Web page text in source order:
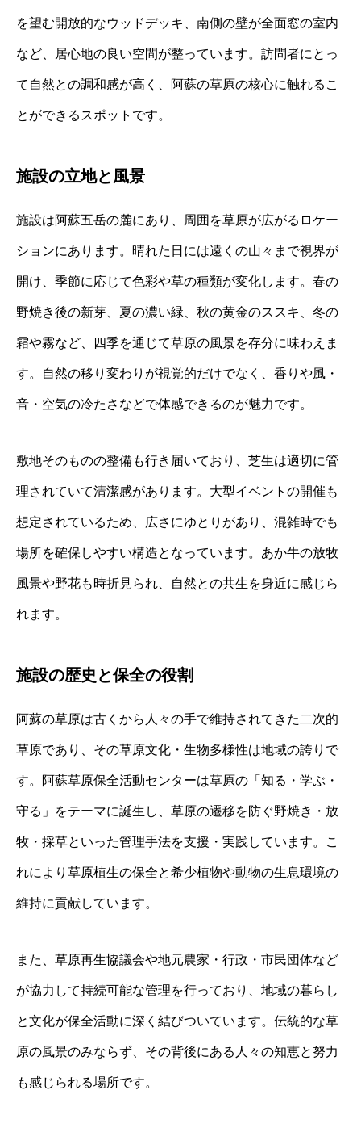
を望む開放的なウッドデッキ、南側の壁が全面窓の室内
など、居心地の良い空間が整っています。訪問者にとっ
て自然との調和感が高く、阿蘇の草原の核心に触れるこ
とができるスポットです。
施設の立地と風景
施設は阿蘇五岳の麓にあり、周囲を草原が広がるロケー
ションにあります。晴れた日には遠くの山々まで視界が
開け、季節に応じて色彩や草の種類が変化します。春の
野焼き後の新芽、夏の濃い緑、秋の黄金のススキ、冬の
霜や霧など、四季を通じて草原の風景を存分に味わえま
す。自然の移り変わりが視覚的だけでなく、香りや風・
音・空気の冷たさなどで体感できるのが魅力です。
敷地そのものの整備も行き届いており、芝生は適切に管
理されていて清潔感があります。大型イベントの開催も
想定されているため、広さにゆとりがあり、混雑時でも
場所を確保しやすい構造となっています。あか牛の放牧
風景や野花も時折見られ、自然との共生を身近に感じら
れます。
施設の歴史と保全の役割
阿蘇の草原は古くから人々の手で維持されてきた二次的
草原であり、その草原文化・生物多様性は地域の誇りで
す。阿蘇草原保全活動センターは草原の「知る・学ぶ・
守る」をテーマに誕生し、草原の遷移を防ぐ野焼き・放
牧・採草といった管理手法を支援・実践しています。こ
れにより草原植生の保全と希少植物や動物の生息環境の
維持に貢献しています。
また、草原再生協議会や地元農家・行政・市民団体など
が協力して持続可能な管理を行っており、地域の暮らし
と文化が保全活動に深く結びついています。伝統的な草
原の風景のみならず、その背後にある人々の知恵と努力
も感じられる場所です。